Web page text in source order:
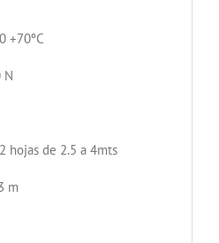
+70ºC
N
hojas de 2.5 a 4mts
m